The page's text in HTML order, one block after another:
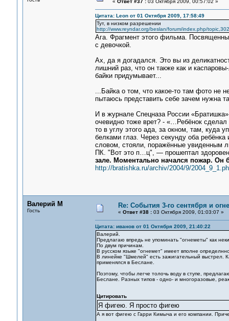
« Ответ #37 :03 Октября 2009, 00:57:02 »
Цитата: Leon от 01 Октября 2009, 17:58:49
Тут, в низком разрешении
http://www.reyndar.org/beslan/forum/index.php/
Ага. Фрагмент этого фильма.
с девочкой.
Ах, да я догадался. Это вы из
лишний раз, что он также как и
байки придумывает...
...Байка о том, что какое-то там фото не
пытаюсь представить себе зачем нужна
И в журнале Спецназа России
очевидно тоже врет? - «…Ребёнок сделал
то в углу этого ада, за окном, там, куда
белками глаз. Через секунду оба
словом, стояли, поражённые увиденным
ПК. "Вот это п…ц", — прошептал
зале. Моментально начался пожар.
http://bratishka.ru/archiv/2004/9/
Валерий М
Гость
Re: События 3-го сентября и
« Ответ #38 :03 Октября 2009, 01:03:07 »
Цитата: иванов от 01 Октября 2009, 21:40:22
Валерий.
Предлагаю впредь не упоминать "огнеметы" как
По двум причинам.
В русском языке "огнемет" имеет вполне
В линейке "Шмелей" есть зажигательный выстрел.
применялся в Беслане.
Поэтому, чтобы легче толочь воду в ступе,
Беслане. Разных типов - одно- и многоразовые,
Цитировать
Я фигею. Я просто фигею
А я вот фигею с Гарри Кимыча и его компании.